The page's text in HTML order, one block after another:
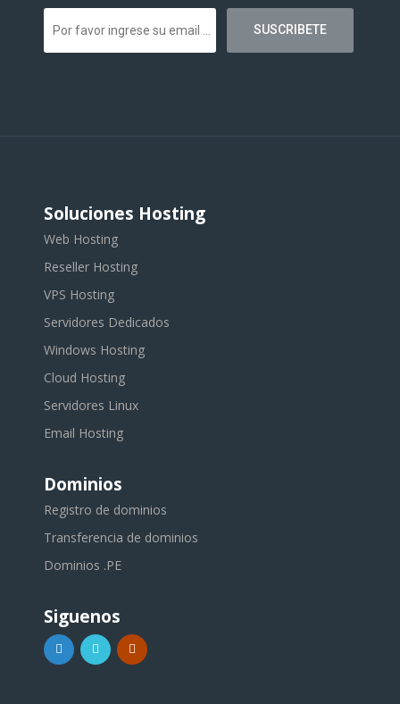
Soluciones Hosting
Web Hosting
Reseller Hosting
VPS Hosting
Servidores Dedicados
Windows Hosting
Cloud Hosting
Servidores Linux
Email Hosting
Dominios
Registro de dominios
Transferencia de dominios
Dominios .PE
Siguenos